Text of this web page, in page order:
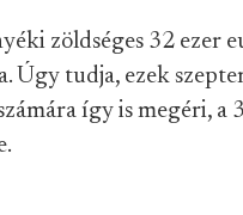
zöldséges 32 ezer
Úgy tudja, ezek
így is megéri, a